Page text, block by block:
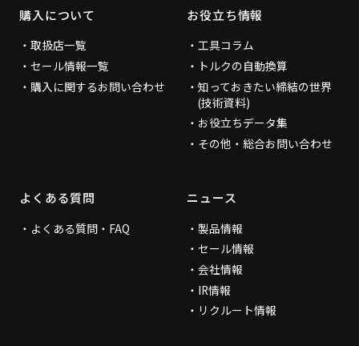
購入について
取扱店一覧
セール情報一覧
購入に関するお問い合わせ
お役立ち情報
工具コラム
トルクの自動換算
知っておきたい締結の世界
(技術資料)
お役立ちデータ集
その他・総合お問い合わせ
よくある質問
よくある質問・FAQ
ニュース
製品情報
セール情報
会社情報
IR情報
リクルート情報